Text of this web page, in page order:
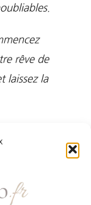
rêve de
laissez la